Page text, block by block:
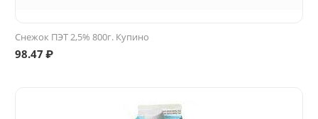
Снежок ПЭТ 2,5% 800г. Купино
98.47 ₽